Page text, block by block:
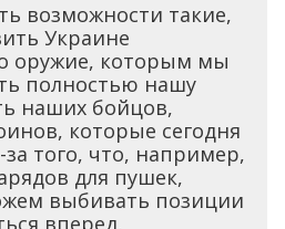
возможности такие,
Украине
оружие, которым мы
полностью нашу
наших бойцов,
которые сегодня
того, что, например,
для пушек,
выбивать позиции